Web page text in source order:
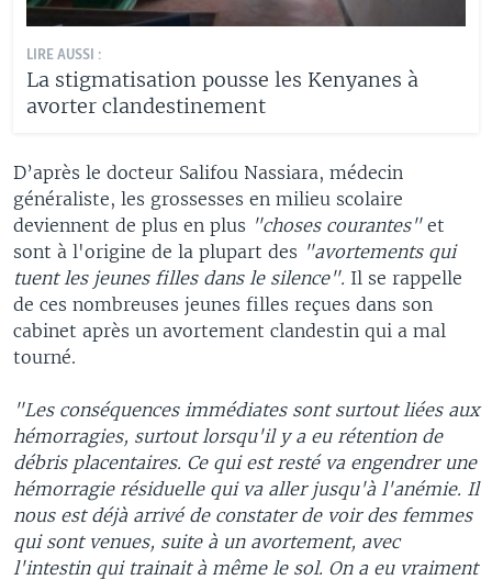
LIRE AUSSI :
La stigmatisation pousse les Kenyanes à
avorter clandestinement
D’après le docteur Salifou Nassiara, médecin
généraliste, les grossesses en milieu scolaire
deviennent de plus en plus "choses courantes"et
sont à l'origine de la plupart des "avortements qui
tuent les jeunes filles dans le silence". Il se rappelle
de ces nombreuses jeunes filles reçues dans son
cabinet après un avortement clandestin qui a mal
tourné.
"Les conséquences immédiates sont surtout liées aux
hémorragies, surtout lorsqu'il y a eu rétention de
débris placentaires. Ce qui est resté va engendrer une
hémorragie résiduelle qui va aller jusqu'à l'anémie. Il
nous est déjà arrivé de constater de voir des femmes
qui sont venues, suite à un avortement, avec
l'intestin qui trainait à même le sol. On a eu vraiment